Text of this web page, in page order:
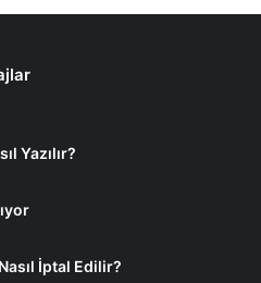
Yazılır?
İptal Edilir?